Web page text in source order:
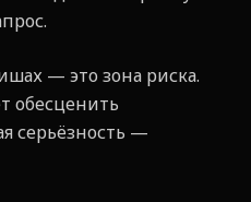
— это зона риска.
обесценить
серьёзность —